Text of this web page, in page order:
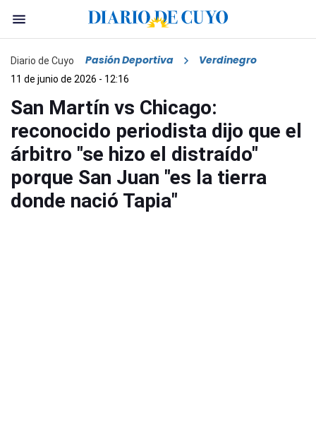
Diario de Cuyo Pasión Deportiva Verdinegro
11 de junio de 2026 - 12:16
San Martín vs Chicago:
reconocido periodista dijo que el
árbitro "se hizo el distraído"
porque San Juan "es la tierra
donde nació Tapia"